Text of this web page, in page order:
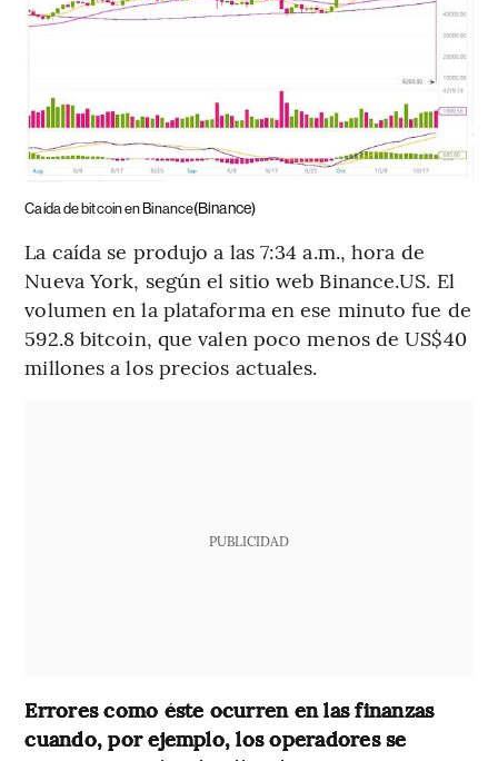
Caída de bitcoin en Binance(Binance)
La caída se produjo a las 7:34 a.m., hora de
Nueva York, según el sitio web Binance.US. El
volumen en la plataforma en ese minuto fue de
592.8 bitcoin, que valen poco menos de US$40
millones a los precios actuales.
PUBLICIDAD
Errores como éste ocurren en las finanzas
cuando, por ejemplo, los operadores se